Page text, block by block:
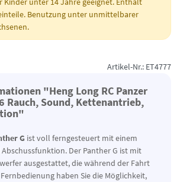
Benutzung unter unmittelbarer
Artikel-Nr.: ET4777
"Heng Long RC Panzer
Rauch, Sound, Kettenantrieb,
G ist voll ferngesteuert mit einem
Der Panther G ist mit
ausgestattet, die während der Fahrt
haben Sie die Möglichkeit,